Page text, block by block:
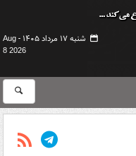
شنبه ۱۷ مرداد ۱۴۰۵ -
Aug
8 2026